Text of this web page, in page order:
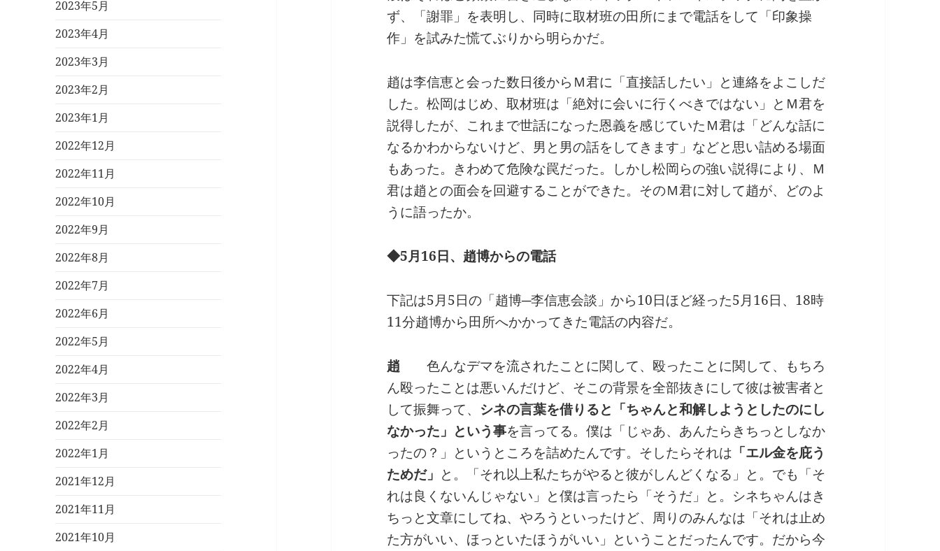
2023年5月
2023年4月
2023年3月
2023年2月
2023年1月
2022年12月
2022年11月
2022年10月
2022年9月
2022年8月
2022年7月
2022年6月
2022年5月
2022年4月
2022年3月
2022年2月
2022年1月
2021年12月
2021年11月
2021年10月
ず、「謝罪」を表明し、同時に取材班の田所にまで電話をして「印象操
作」を試みた慌てぶりから明らかだ。
趙は李信恵と会った数日後からＭ君に「直接話したい」と連絡をよこしだ
した。松岡はじめ、取材班は「絶対に会いに行くべきではない」とＭ君を
説得したが、これまで世話になった恩義を感じていたＭ君は「どんな話に
なるかわからないけど、男と男の話をしてきます」などと思い詰める場面
もあった。きわめて危険な罠だった。しかし松岡らの強い説得により、Ｍ
君は趙との面会を回避することができた。そのＭ君に対して趙が、どのよ
うに語ったか。
◆5月16日、趙博からの電話
下記は5月5日の「趙博─李信恵会談」から10日ほど経った5月16日、18時
11分趙博から田所へかかってきた電話の内容だ。
趙 色んなデマを流されたことに関して、殴ったことに関して、もちろ
ん殴ったことは悪いんだけど、そこの背景を全部抜きにして彼は被害者と
して振舞って、 シネの言葉を借りると「ちゃんと和解しようとしたのにし
なかった」という事を言ってる。僕は「じゃあ、あんたらきちっとしなか
ったの？」というところを詰めたんです。そしたらそれは 「エル金を庇う
ためだ」 と。「それ以上私たちがやると彼がしんどくなる」と。でも「そ
れは良くないんじゃない」と僕は言ったら「そうだ」と。シネちゃんはき
ちっと文章にしてね、やろうといったけど、周りのみんなは「それは止め
た方がいい、ほっといたほうがいい」ということだったんです。だから今